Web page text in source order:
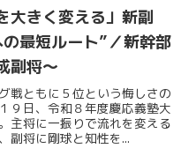
大きく変える」新副
最短ルート”／新幹部
副将～
戦ともに５位という悔しさの
９日、令和８年度慶応義塾大
主将に一振りで流れを変える
副将に剛球と知性を...